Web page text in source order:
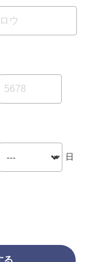
日
る